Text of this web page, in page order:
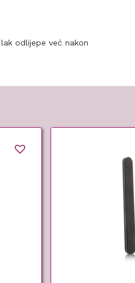
odlijepe već nakon